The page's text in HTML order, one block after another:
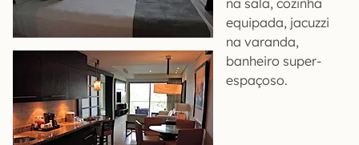
na sala, cozinha
equipada, jacuzzi
na varanda,
banheiro super-
espaçoso.